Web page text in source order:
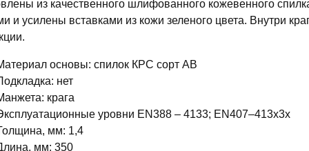
из качественного шлифованного кожевенного
и усилены вставками из кожи зеленого цвета. Внутри
основы: спилок КРС сорт АВ
нет
крага
уровни EN388 – 4133; EN407–413х3х
мм: 1,4
мм: 350